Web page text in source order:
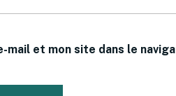
mail et mon site dans le